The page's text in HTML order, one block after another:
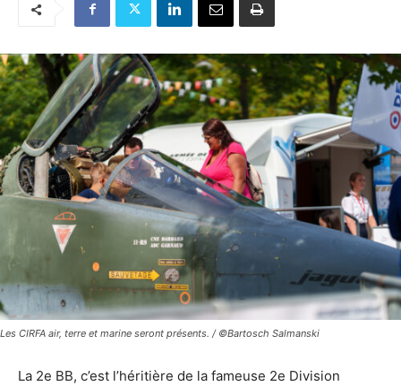
Les CIRFA air, terre et marine seront présents. / ©Bartosch Salmanski
La 2e BB, c’est l’héritière de la fameuse 2e Division